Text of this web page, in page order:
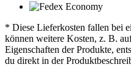
* Diese Lieferkosten fallen bei
können weitere Kosten, z. B.
Eigenschaften der Produkte,
du direkt in der